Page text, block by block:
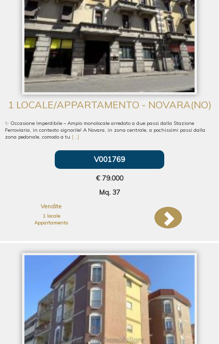
1 LOCALE/APPARTAMENTO - NOVARA(NO)
✨ Occasione Imperdibile – Ampio monolocale arredato a due passi dalla Stazione
Ferroviaria, in contesto signorile! A Novara, in zona centrale, a pochissimi passi dalla
zona pedonale, comodo a tu [...]
V001769
€ 79.000
Mq. 37
Vendite
1 locale
Appartamento